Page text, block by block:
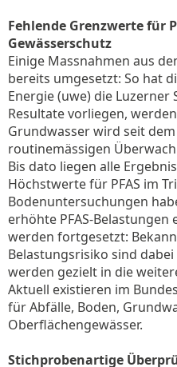
Fehlende Grenzwerte für
Gewässerschutz
Einige Massnahmen aus
bereits umgesetzt: So hat
Energie (uwe) die Luzerner
Resultate vorliegen,
Grundwasser wird seit
routinemässigen
Bis dato liegen alle
Höchstwerte für PFAS im
Bodenuntersuchungen
erhöhte PFAS-
werden fortgesetzt:
Belastungsrisiko sind
werden gezielt in die
Aktuell existieren im
für Abfälle, Boden,
Oberflächengewässer.
Stichprobenartige